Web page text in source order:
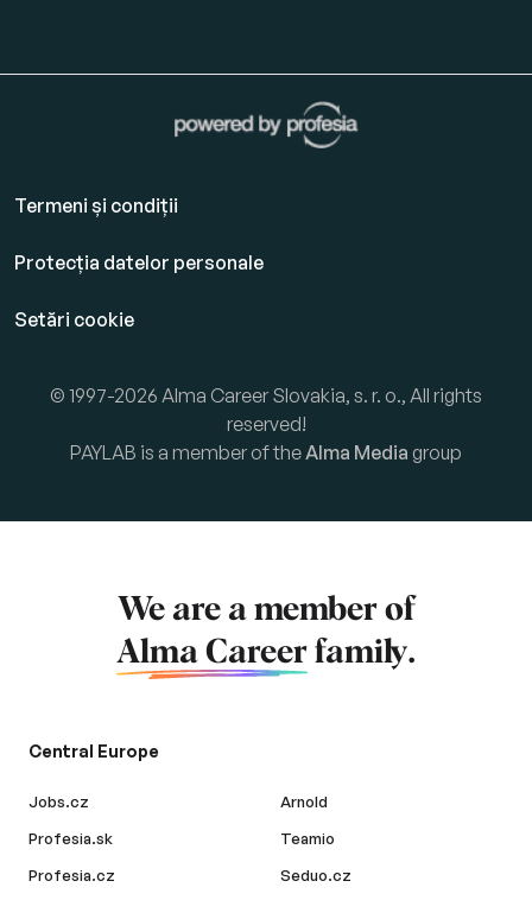
Termeni și condiții
Protecția datelor personale
Setări cookie
© 1997-2026 Alma Career Slovakia, s. r. o., All rights
reserved!
PAYLAB is a member of theAlma Media group
We are a member of
Alma Career family.
Central Europe
Jobs.cz
Profesia.sk
Profesia.cz
Arnold
Teamio
Seduo.cz